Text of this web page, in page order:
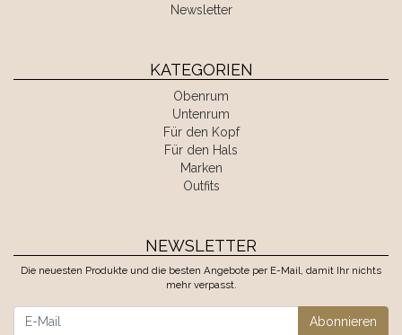
Newsletter
KATEGORIEN
Obenrum
Untenrum
Für den Kopf
Für den Hals
Marken
Outfits
NEWSLETTER
Die neuesten Produkte und die besten Angebote per E-Mail, damit Ihr nichts
mehr verpasst.
Abonnieren